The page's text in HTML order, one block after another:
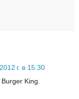
г. в 15:30
King.